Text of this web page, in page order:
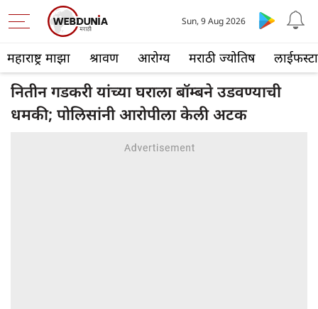
महाराष्ट्र माझा श्रावण आरोग्य मराठी ज्योतिष
Sun, 9 Aug 2026
नितीन गडकरी यांच्या घराला बॉम्बने उडवण्याची
धमकी; पोलिसांनी आरोपीला केली अटक